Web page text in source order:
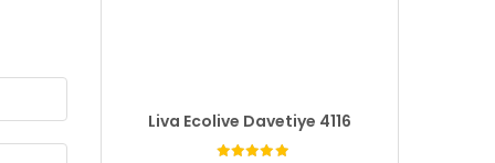
Liva Ecolive Davetiye 4116